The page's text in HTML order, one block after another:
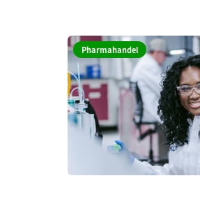
Pharmahandel